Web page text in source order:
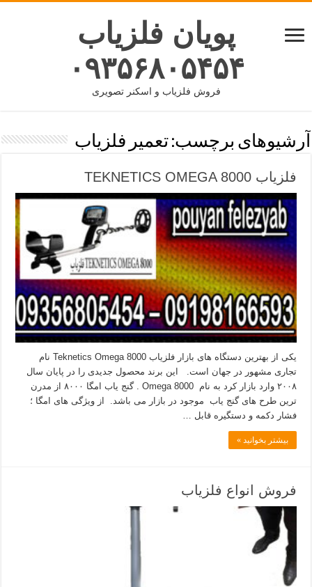
پویان فلزیاب
۰۹۳۵۶۸۰۵۴۵۴
فروش فلزیاب و اسکنر تصویری
آرشیوهای برچسب:تعمیر فلزیاب
فلزیاب TEKNETICS OMEGA 8000
یکی از بهترین دستگاه های بازار فلزیاب Teknetics Omega 8000 نام
تجاری مشهور در جهان است. این برند محصول جدیدی را در پایان سال
۲۰۰۸ وارد بازار کرد به نام Omega 8000 . گنج یاب امگا ۸۰۰۰ از مدرن
ترین طرح های گنج یاب موجود در بازار می باشد. از ویژگی های امگا ؛
فشار دکمه و دستگیره قابل …
بیشتر بخوانید »
فروش انواع فلزیاب